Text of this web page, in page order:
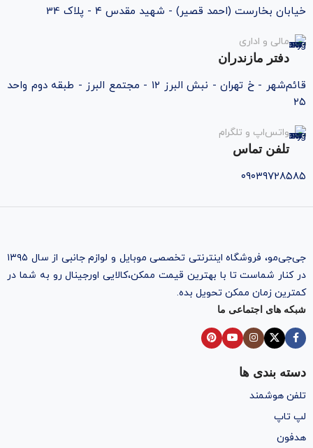
خیابان بخارست (احمد قصیر) - شهید مقدس ۴ - پلاک 34
مالی و اداری
دفتر مازندران
قائم‌شهر - خ تهران - نبش البرز ۱۲ - مجتمع البرز - طبقه دوم واحد
۲۵
واتس‌اپ و تلگرام
تلفن تماس
۰۹۰۳۹۷۲۸۵۸۵
جی‌جی‌مو، فروشگاه اینترنتی تخصصی موبایل و لوازم جانبی از سال ۱۳۹۵
در کنار شماست تا با بهترین قیمت ممکن،‌کالایی اورجینال رو به شما در
کمترین زمان ممکن تحویل بده.
شبکه های اجتماعی ما
دسته بندی ها
تلفن هوشمند
لپ تاپ
هدفون